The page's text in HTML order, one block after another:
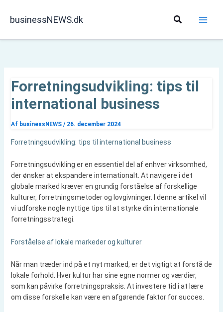
businessNEWS.dk Søg
Forretningsudvikling: tips til
international business
Af businessNEWS / 26. december 2024
Forretningsudvikling: tips til international business
Forretningsudvikling er en essentiel del af enhver virksomhed,
der ønsker at ekspandere internationalt. At navigere i det
globale marked kræver en grundig forståelse af forskellige
kulturer, forretningsmetoder og lovgivninger. I denne artikel vil
vi udforske nogle nyttige tips til at styrke din internationale
forretningsstrategi.
Forståelse af lokale markeder og kulturer
Når man træder ind på et nyt marked, er det vigtigt at forstå de
lokale forhold. Hver kultur har sine egne normer og værdier,
som kan påvirke forretningspraksis. At investere tid i at lære
om disse forskelle kan være en afgørende faktor for succes.